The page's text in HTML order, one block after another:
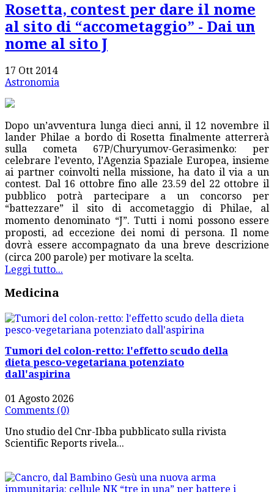
Rosetta, contest per dare il nome
al sito di “accometaggio” - Dai un
nome al sito J
17 Ott 2014
Astronomia
Dopo un’avventura lunga dieci anni, il 12 novembre il
lander Philae a bordo di Rosetta finalmente atterrerà
sulla cometa 67P/Churyumov-Gerasimenko: per
celebrare l’evento, l’Agenzia Spaziale Europea, insieme
ai partner coinvolti nella missione, ha dato il via a un
contest. Dal 16 ottobre fino alle 23.59 del 22 ottobre il
pubblico potrà partecipare a un concorso per
“battezzare” il sito di accometaggio di Philae, al
momento denominato “J”. Tutti i nomi possono essere
proposti, ad eccezione dei nomi di persona. Il nome
dovrà essere accompagnato da una breve descrizione
(circa 200 parole) per motivare la scelta.
Leggi tutto...
Medicina
Tumori del colon-retto: l'effetto scudo della
dieta pesco-vegetariana potenziato
dall'aspirina
01 Agosto 2026
Comments (0)
Uno studio del Cnr-Ibba pubblicato sulla rivista
Scientific Reports rivela...